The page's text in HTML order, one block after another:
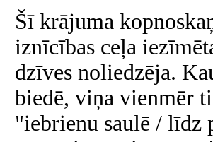
Šī krājuma
iznīcības ceļa
dzīves noliedzēja.
biedē, viņa vienmēr
"iebrienu saulē / līdz